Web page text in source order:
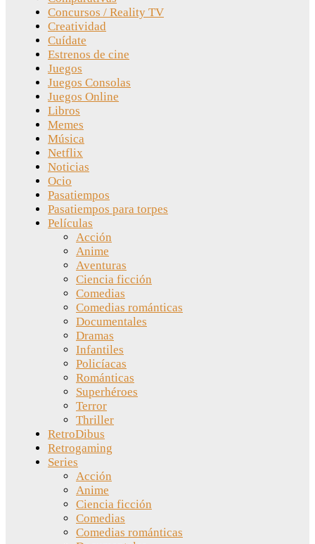
Concursos / Reality TV
Creatividad
Cuídate
Estrenos de cine
Juegos
Juegos Consolas
Juegos Online
Libros
Memes
Música
Netflix
Noticias
Ocio
Pasatiempos
Pasatiempos para torpes
Películas
Acción
Anime
Aventuras
Ciencia ficción
Comedias
Comedias románticas
Documentales
Dramas
Infantiles
Policíacas
Románticas
Superhéroes
Terror
Thriller
RetroDibus
Retrogaming
Series
Acción
Anime
Ciencia ficción
Comedias
Comedias románticas